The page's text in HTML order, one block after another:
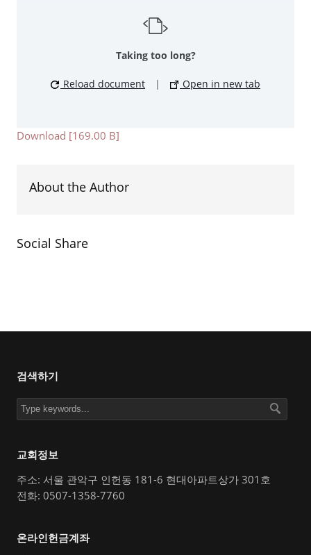
Taking too long?
Reload document | Open in new tab
Download [169.00 B]
About the Author
Social Share
검색하기
교회정보
주소: 서울 관악구 인헌동 181-6 현대아파트상가 301호
전화: 0507-1358-7760
온라인헌금계좌